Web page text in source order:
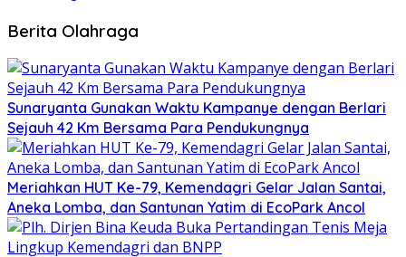
Berita Olahraga
Sunaryanta Gunakan Waktu Kampanye dengan Berlari
Sejauh 42 Km Bersama Para Pendukungnya
Meriahkan HUT Ke-79, Kemendagri Gelar Jalan Santai,
Aneka Lomba, dan Santunan Yatim di EcoPark Ancol